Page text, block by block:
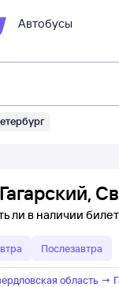
Автобусы
ли в наличии
Послезавтра
область →